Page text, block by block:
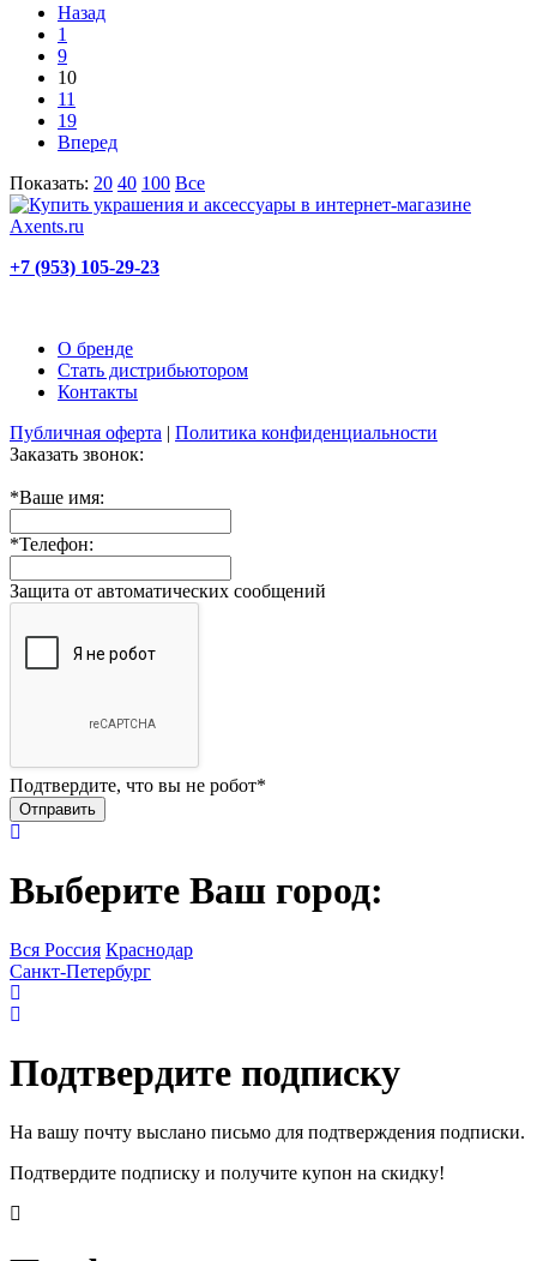
Назад
1
9
10
11
19
Вперед
Показать: 20 40 100 Все
+7 (953) 105-29-23
О бренде
Стать дистрибьютором
Контакты
Публичная оферта | Политика конфиденциальности
Заказать звонок:
*Ваше имя:
*Телефон:
Защита от автоматических сообщений
Подтвердите, что вы не робот*
Выберите Ваш город:
Вся Россия Краснодар
Санкт-Петербург
Подтвердите подписку
На вашу почту выслано письмо для подтверждения подписки.
Подтвердите подписку и получите купон на скидку!